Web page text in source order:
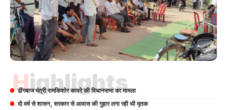
Highlights
ढींगबाज मंत्री रामकिशोर कावरे की विधानसभा का मामला
दो वर्ष से शासन, सरकार से आवास की गुहार लगा रही थी मृतक